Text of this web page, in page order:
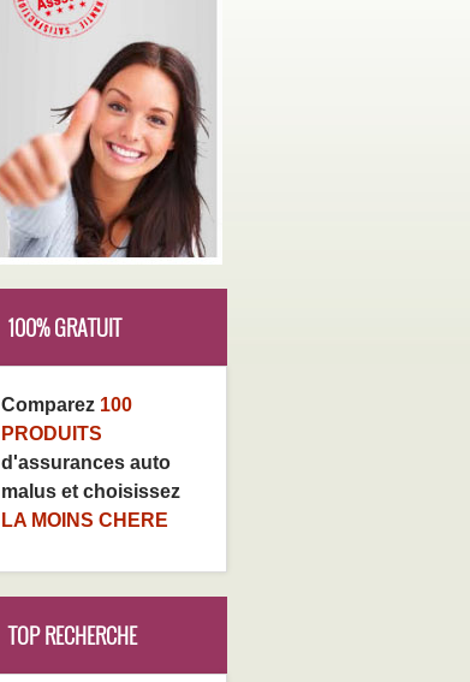
100% GRATUIT
Comparez 100
PRODUITS
d'assurances auto
malus et choisissez
LA MOINS CHERE
TOP RECHERCHE